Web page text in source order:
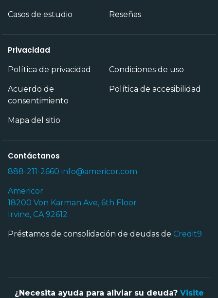
Casos de estudio Reseñas
Privacidad
Política de privacidad Condiciones de uso
Acuerdo de
consentimiento
Política de accesibilidad
Mapa del sitio
Contáctanos
888-211-2660 info@americor.com
Americor
18200 Von Karman Ave, 6th Floor
Irvine, CA 92612
Préstamos de consolidación de deudas de Credit9
¿Necesita ayuda para aliviar su deuda? Visite